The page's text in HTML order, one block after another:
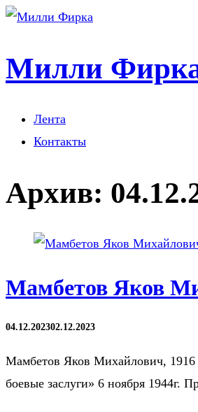
Милли
Лента
Контакты
Архив:
Мамбетов Яков
04.12.202302.12.2023
Мамбетов Яков Михайлович,
боевые заслуги» 6 ноября 1944г.